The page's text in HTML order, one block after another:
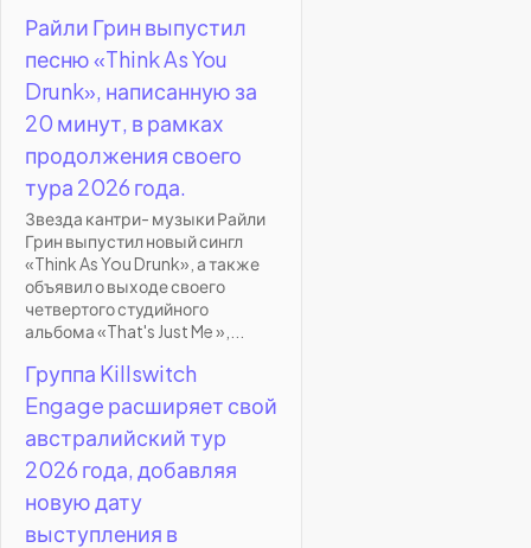
Райли Грин выпустил
песню «Think As You
Drunk», написанную за
20 минут, в рамках
продолжения своего
тура 2026 года.
Звезда кантри- музыки Райли
Грин выпустил новый сингл
«Think As You Drunk», а также
объявил о выходе своего
четвертого студийного
альбома «That's Just Me »,...
Группа Killswitch
Engage расширяет свой
австралийский тур
2026 года, добавляя
новую дату
выступления в